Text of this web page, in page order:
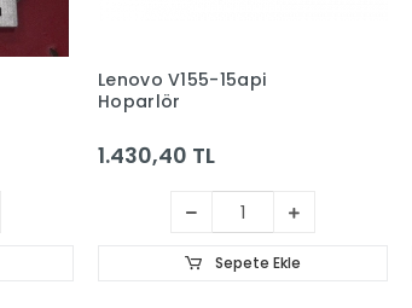
Lenovo V155-15api
Hoparlör
1.430,40 TL
Sepete Ekle